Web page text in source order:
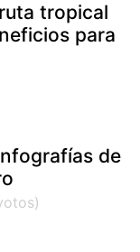
tropical
para
de